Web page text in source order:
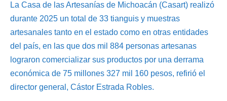
La Casa de las Artesanías de Michoacán (Casart) realizó
durante 2025 un total de 33 tianguis y muestras
artesanales tanto en el estado como en otras entidades
del país, en las que dos mil 884 personas artesanas
lograron comercializar sus productos por una derrama
económica de 75 millones 327 mil 160 pesos, refirió el
director general, Cástor Estrada Robles.